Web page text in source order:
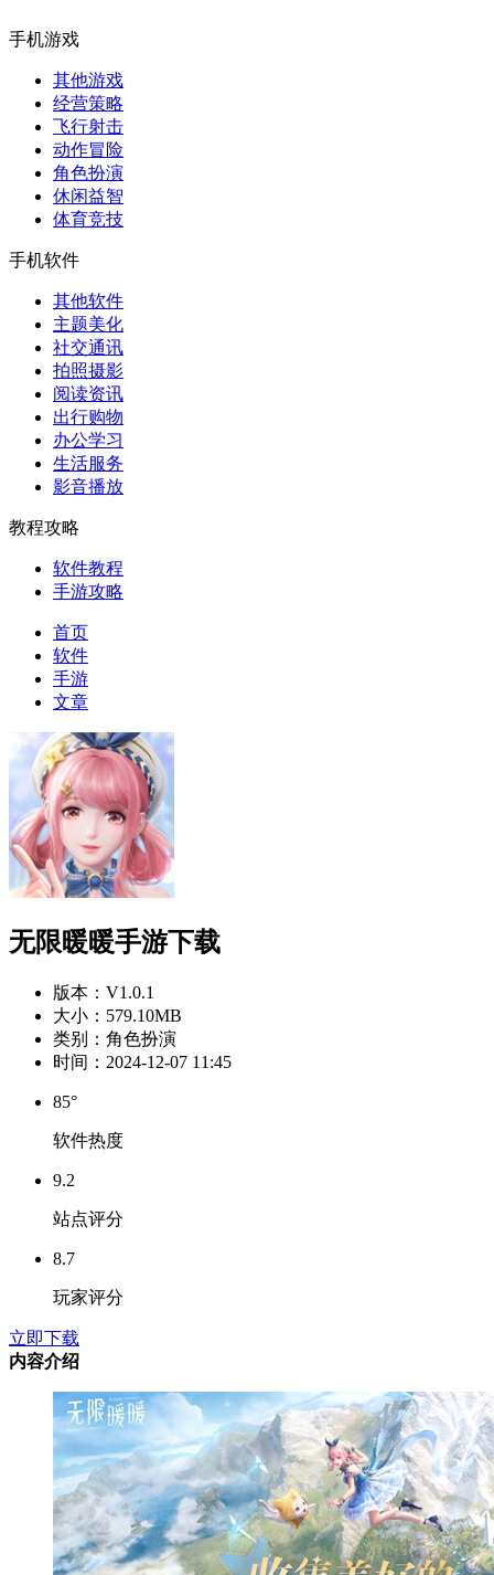
手机游戏
其他游戏
经营策略
飞行射击
动作冒险
角色扮演
休闲益智
体育竞技
手机软件
其他软件
主题美化
社交通讯
拍照摄影
阅读资讯
出行购物
办公学习
生活服务
影音播放
教程攻略
软件教程
手游攻略
首页
软件
手游
文章
无限暖暖手游下载
版本： V1.0.1
大小： 579.10MB
类别： 角色扮演
时间： 2024-12-07 11:45
85°
软件热度
9.2
站点评分
8.7
玩家评分
立即下载
内容介绍